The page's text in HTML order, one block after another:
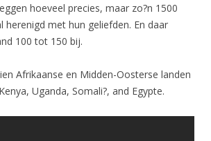
hoeveel precies, maar zo?n 1500
herenigd met hun geliefden. En daar
100 tot 150 bij.
Afrikaanse en Midden-Oosterse landen
Uganda, Somali?, and Egypte.